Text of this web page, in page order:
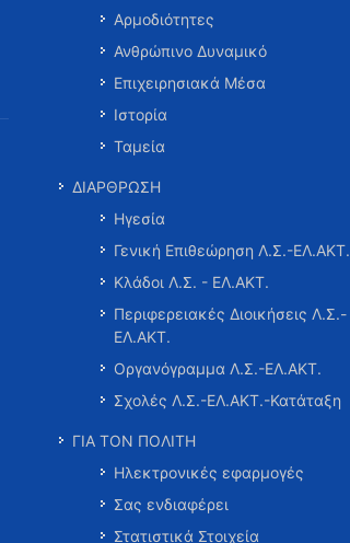
Αρμοδιότητες
Ανθρώπινο Δυναμικό
Επιχειρησιακά Μέσα
Ιστορία
Ταμεία
ΔΙΑΡΘΡΩΣΗ
Ηγεσία
Γενική Επιθεώρηση Λ.Σ.-ΕΛ.ΑΚΤ.
Κλάδοι Λ.Σ. - ΕΛ.ΑΚΤ.
Περιφερειακές Διοικήσεις Λ.Σ.-
ΕΛ.ΑΚΤ.
Οργανόγραμμα Λ.Σ.-ΕΛ.ΑΚΤ.
Σχολές Λ.Σ.-ΕΛ.ΑΚΤ.-Κατάταξη
ΓΙΑ ΤΟΝ ΠΟΛΙΤΗ
Ηλεκτρονικές εφαρμογές
Σας ενδιαφέρει
Στατιστικά Στοιχεία